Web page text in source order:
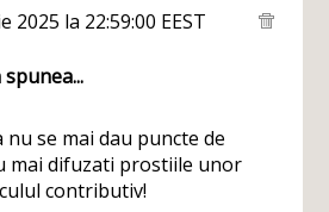
2025 la 22:59:00 EEST
spunea...
nu se mai dau puncte de
mai difuzati prostiile unor
contributiv!